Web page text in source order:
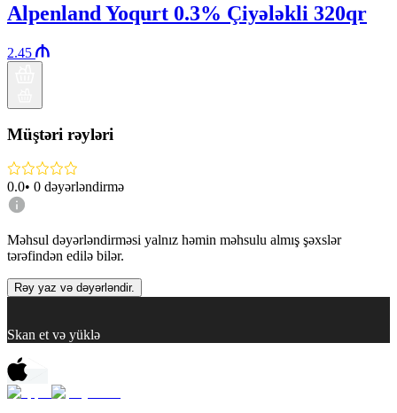
Alpenland Yoqurt 0.3% Çiyələkli 320qr
2.45
Müştəri rəyləri
0.0• 0 dəyərləndirmə
Məhsul dəyərləndirməsi yalnız həmin məhsulu almış şəxslər
tərəfindən edilə bilər.
Rəy yaz və dəyərləndir.
Skan et və yüklə